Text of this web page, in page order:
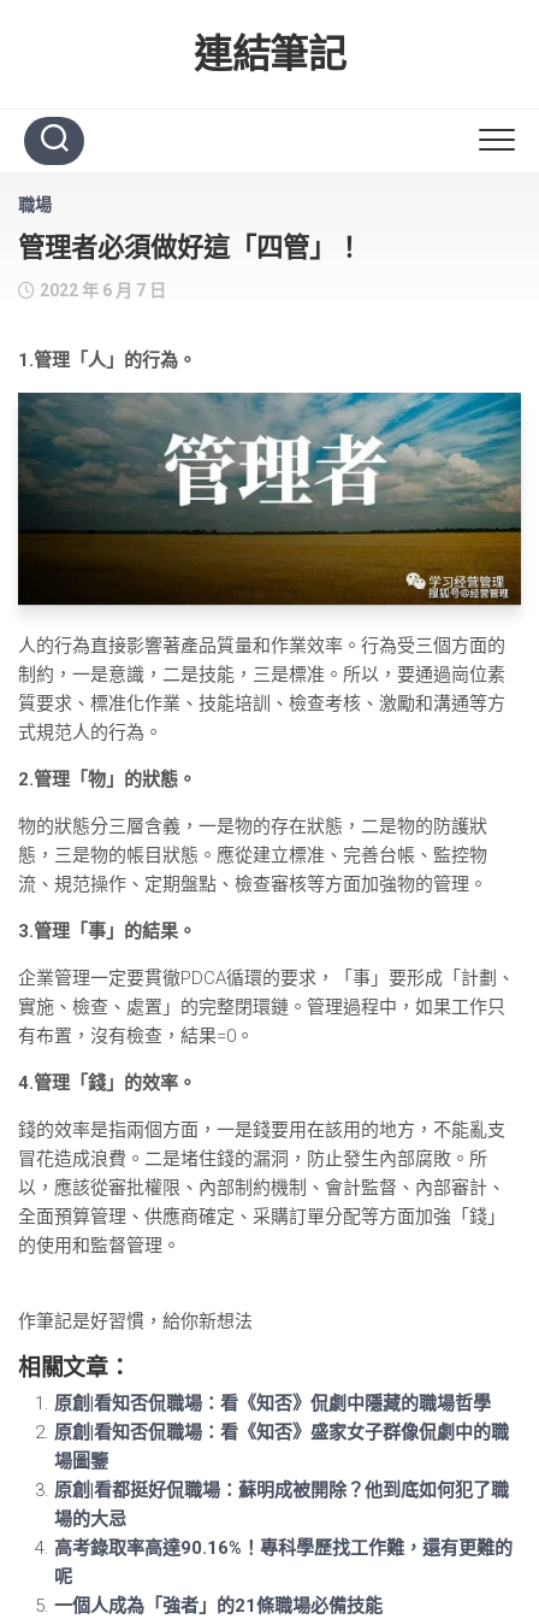
連結筆記
職場
管理者必須做好這「四管」！
2022 年 6 月 7 日
1.管理「人」的行為。
人的行為直接影響著產品質量和作業效率。行為受三個方面的
制約，一是意識，二是技能，三是標准。所以，要通過崗位素
質要求、標准化作業、技能培訓、檢查考核、激勵和溝通等方
式規范人的行為。
2.管理「物」的狀態。
物的狀態分三層含義，一是物的存在狀態，二是物的防護狀
態，三是物的帳目狀態。應從建立標准、完善台帳、監控物
流、規范操作、定期盤點、檢查審核等方面加強物的管理。
3.管理「事」的結果。
企業管理一定要貫徹PDCA循環的要求，「事」要形成「計劃、
實施、檢查、處置」的完整閉環鏈。管理過程中，如果工作只
有布置，沒有檢查，結果=0。
4.管理「錢」的效率。
錢的效率是指兩個方面，一是錢要用在該用的地方，不能亂支
冒花造成浪費。二是堵住錢的漏洞，防止發生內部腐敗。所
以，應該從審批權限、內部制約機制、會計監督、內部審計、
全面預算管理、供應商確定、采購訂單分配等方面加強「錢」
的使用和監督管理。
作筆記是好習慣，給你新想法
相關文章：
原創|看知否侃職場：看《知否》侃劇中隱藏的職場哲學
原創|看知否侃職場：看《知否》盛家女子群像侃劇中的職
場圖鑒
原創|看都挺好侃職場：蘇明成被開除？他到底如何犯了職
場的大忌
高考錄取率高達90.16%！專科學歷找工作難，還有更難的
呢
一個人成為「強者」的21條職場必備技能